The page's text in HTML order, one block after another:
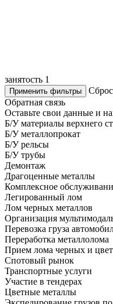
занятость 1
Применить фильтры
Обратная связь
Оставьте свои данные и
Б/У материалы верхнего
Б/У металлопрокат
Б/У рельсы
Б/У трубы
Демонтаж
Драгоценные металлы
Комплексное
Легированный лом
Лом черных металлов
Организация
Перевозка груза
Переработка металлолома
Прием лома черных и
Спотовый рынок
Транспортные услуги
Участие в тендерах
Цветные металлы